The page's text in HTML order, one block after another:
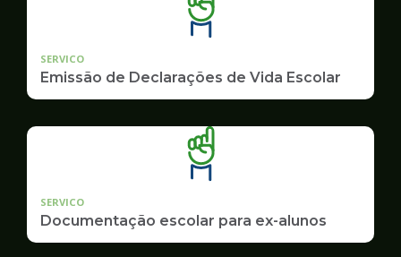
SERVICO
Emissão de Declarações de Vida Escolar
SERVICO
Documentação escolar para ex-alunos